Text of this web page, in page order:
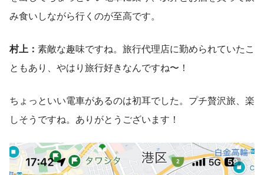
み食いしながら行くのが至高です。
村上： 素敵な趣味ですね。旅行代理店に勤められていたこ
ともあり、やはり旅行好きなんですね〜！
ちょっといい電車があるのは初耳でした。プチ贅沢旅、楽
しそうですね。ありがとうございます！